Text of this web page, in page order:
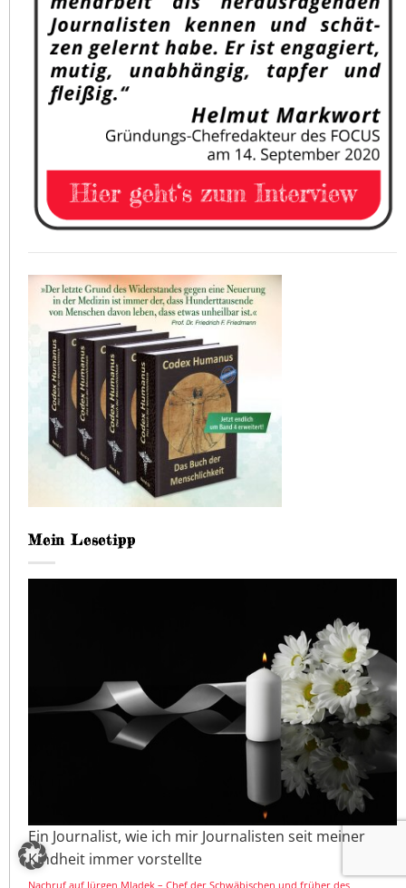
Mein Lesetipp
Ein Journalist, wie ich mir Journalisten seit meiner
Kindheit immer vorstellte
Nachruf auf Jürgen Mladek – Chef der Schwäbischen und früher des